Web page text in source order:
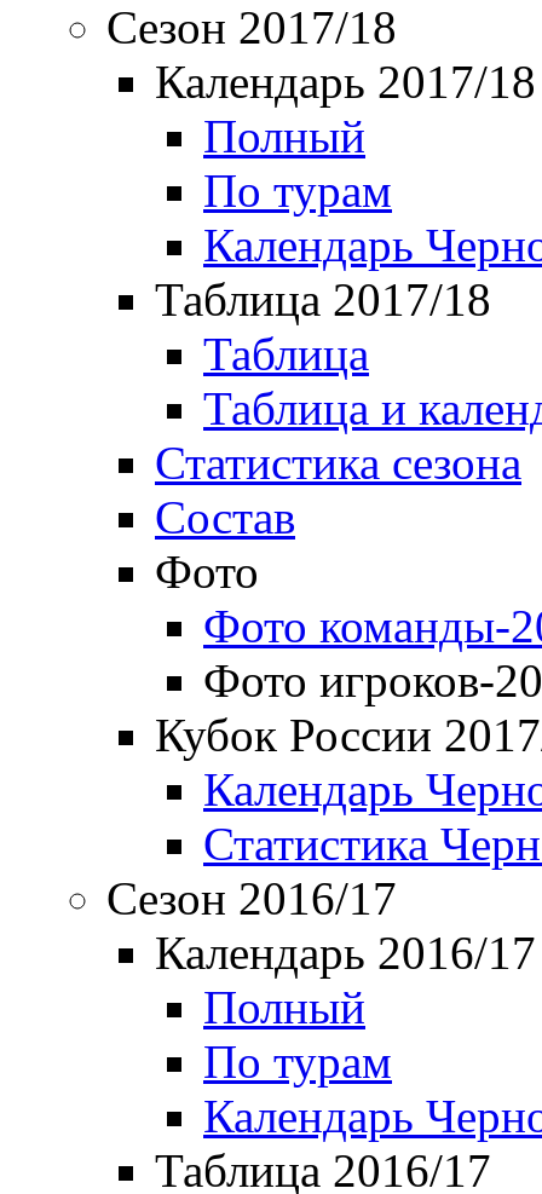
Сезон 2017/18
Календарь 2017/18
Полный
По турам
Календарь
Таблица 2017/18
Таблица
Таблица и
Статистика сезона
Состав
Фото
Фото команды-
Фото игроков-
Кубок России
Календарь
Статистика
Сезон 2016/17
Календарь 2016/17
Полный
По турам
Календарь
Таблица 2016/17